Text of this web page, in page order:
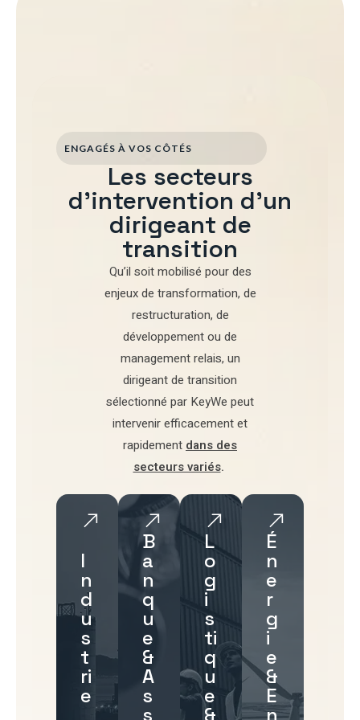
ENGAGÉS À VOS CÔTÉS
Les secteurs
d'intervention d'un
dirigeant de
transition
Qu’il soit mobilisé pourdes
enjeux de transformation, de
restructuration, de
développementou de
management relais, un
dirigeant de transition
sélectionné par KeyWe peut
intervenir efficacement et
rapidement dans des
secteurs variés.
I
n
d
u
s
t
ri
e
B
a
n
q
u
e
&
A
s
s
L
o
g
i
s
ti
q
u
e
&
É
n
e
r
g
i
e
&
E
n